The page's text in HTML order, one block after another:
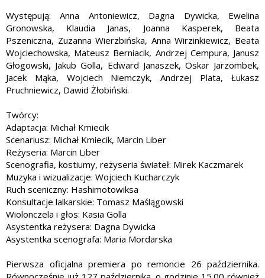
Występują: Anna Antoniewicz, Dagna Dywicka, Ewelina
Gronowska, Klaudia Janas, Joanna Kasperek, Beata
Pszeniczna, Zuzanna Wierzbińska, Anna Wirzinkiewicz, Beata
Wojciechowska, Mateusz Berniacik, Andrzej Cempura, Janusz
Głogowski, Jakub Golla, Edward Janaszek, Oskar Jarzombek,
Jacek Mąka, Wojciech Niemczyk, Andrzej Plata, Łukasz
Pruchniewicz, Dawid Żłobiński.
Twórcy:
Adaptacja: Michał Kmiecik
Scenariusz: Michał Kmiecik, Marcin Liber
Reżyseria: Marcin Liber
Scenografia, kostiumy, reżyseria świateł: Mirek Kaczmarek
Muzyka i wizualizacje: Wojciech Kucharczyk
Ruch sceniczny: Hashimotowiksa
Konsultacje lalkarskie: Tomasz Maślągowski
Wiolonczela i głos: Kasia Golla
Asystentka reżysera: Dagna Dywicka
Asystentka scenografa: Maria Mordarska
Pierwsza oficjalna premiera po remoncie 26 października.